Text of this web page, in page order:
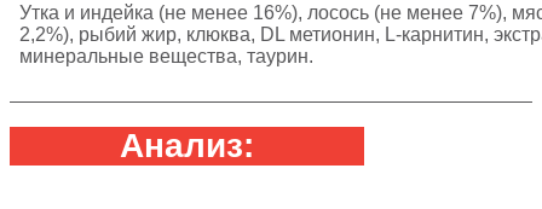
Утка и индейка (не менее 16%), лосось (не менее 7%),
2,2%), рыбий жир, клюква, DL метионин, L-карнитин,
минеральные вещества, таурин.
Анализ: